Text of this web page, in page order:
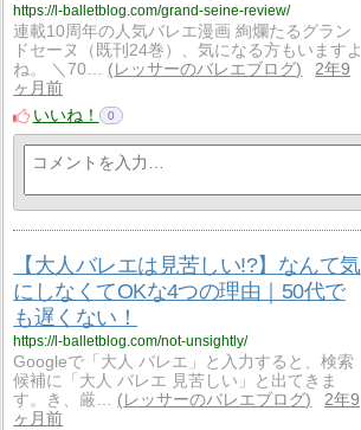
https://l-balletblog.com/grand-seine-review/
連載10周年の人気バレエ漫画 絢爛たるグラン
ドセーヌ（既刊24巻）、気になる方もいますよ
ね。 ＼70…
レッサーのバレエブログ
2年9
ヶ月前
いいね！
0
【大人バレエは見苦しい!?】なんて気
にしなくてOKな4つの理由｜50代で
も遅くない！
https://l-balletblog.com/not-unsightly/
Googleで「大人 バレエ」と入力すると、検索
候補に「大人 バレエ 見苦しい」と出てきま
す。き、厳…
レッサーのバレエブログ
2年9
ヶ月前